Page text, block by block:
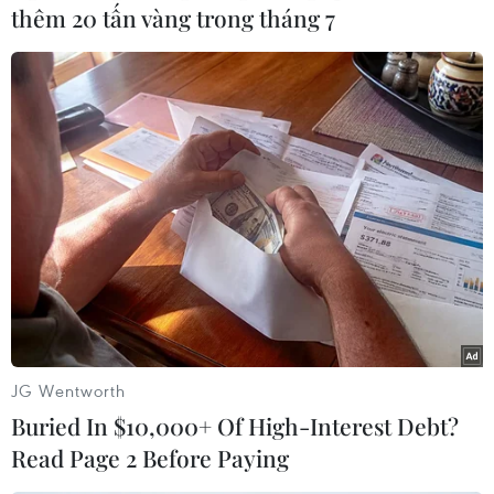
Hạnh Long (Vietnam+)
#Asian Model Search #Tuyết Lan
#Quán quân
#Người mẫu
#Giải thưởng
thêm 20 tấn vàng trong tháng 7
JG Wentworth
Buried In $10,000+ Of High-Interest Debt?
Read Page 2 Before Paying